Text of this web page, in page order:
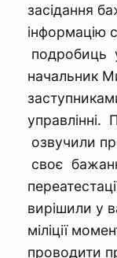
засідання
інформацію
подробиць у
начальник
управлінні.
озвучили
своє
вирішили у
міліції
проводити